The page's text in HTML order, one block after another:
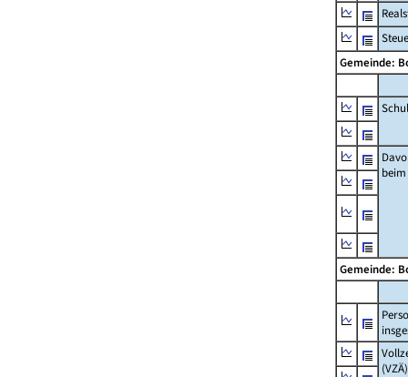
Gemeinde:
beim
Gemeinde:
(VZÄ)